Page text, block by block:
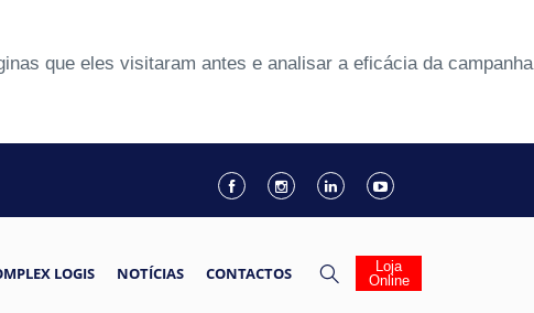
que eles visitaram antes e analisar a eficácia da campanha
LOGIS NOTÍCIAS CONTACTOS
Loja
Online